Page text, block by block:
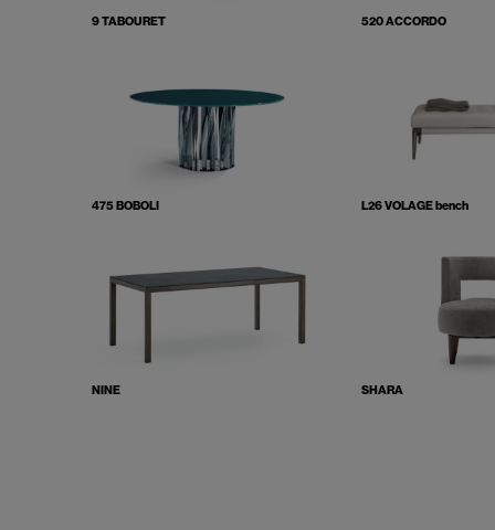
9 TABOURET 520 ACCORDO
475 BOBOLI L26 VOLAGE bench
NINE SHARA